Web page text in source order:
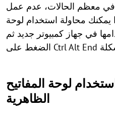
في معظم الحالات، عدم عمل Ctrl Alt End يكون بسبب
يمكنك محاولة استخدام لوحة
في جهاز كمبيوتر جديد ثم
لوحة المفاتيح
الظاهرية